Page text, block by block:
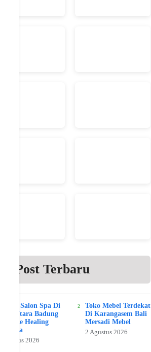
Post Terbaru
Beauty Salon Spa Di
Kuta Utara Badung
Bali The Healing
Day Spa
2 Agustus 2026
Toko Mebel Terdekat
Di Karangasem Bali
Mersadi Mebel
2 Agustus 2026